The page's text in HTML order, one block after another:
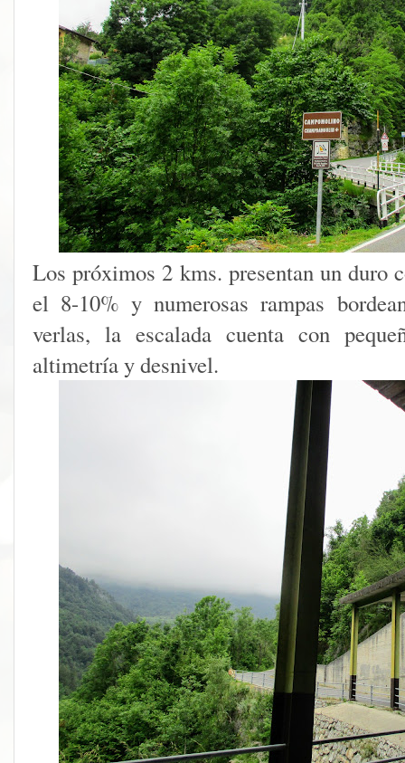
Los próximos 2 kms. presentan un duro
el 8-10% y numerosas rampas
verlas, la escalada cuenta con
altimetría y desnivel.